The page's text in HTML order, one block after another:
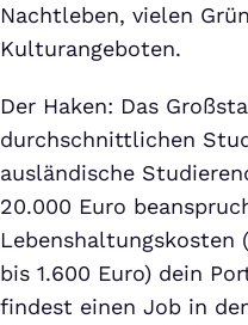
Nachtleben, vielen
Kulturangeboten.
Der Haken: Das
durchschnittlichen
ausländische
20.000 Euro
Lebenshaltungskosten
bis 1.600 Euro) dein
findest einen Job in